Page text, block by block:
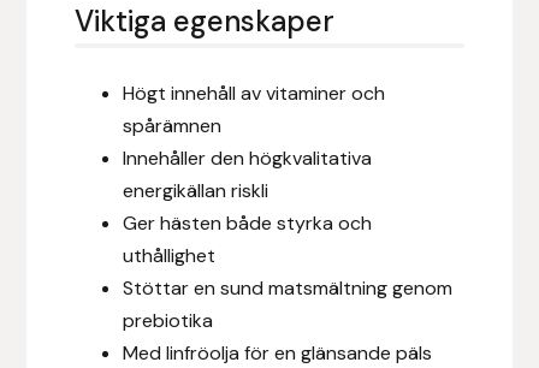
Viktiga egenskaper
Högt innehåll av vitaminer och
spårämnen
Innehåller den högkvalitativa
energikällan riskli
Ger hästen både styrka och
uthållighet
Stöttar en sund matsmältning genom
prebiotika
Med linfröolja för en glänsande päls
Natur & Kultur bokförlag